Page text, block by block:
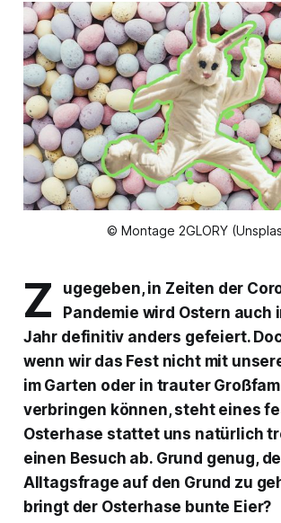
© Montage 2GLORY
Z
ugegeben, in Zeiten der
Pandemie wird Ostern auch
Jahr definitiv anders gefeiert.
wenn wir das Fest nicht mit
im Garten oder in trauter
verbringen können, steht eines
Osterhase stattet uns natürlich
einen Besuch ab. Grund genug,
Alltagsfrage auf den Grund zu
bringt der Osterhase bunte Eier?